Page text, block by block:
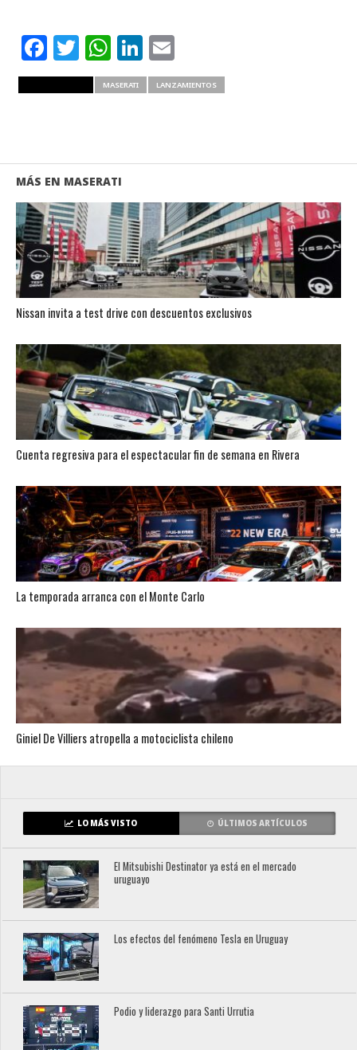
Facebook
Twitter
WhatsApp
LinkedIn
Email
MASERATI LANZAMIENTOS
MÁS EN MASERATI
Nissan invita a test drive con descuentos exclusivos
Cuenta regresiva para el espectacular fin de semana en Rivera
La temporada arranca con el Monte Carlo
Giniel De Villiers atropella a motociclista chileno
LO MÁS VISTO ÚLTIMOS ARTÍCULOS
El Mitsubishi Destinator ya está en el mercado
uruguayo
Los efectos del fenómeno Tesla en Uruguay
Podio y liderazgo para Santi Urrutia